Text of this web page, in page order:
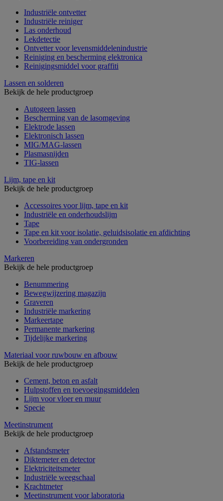
Industriële ontvetter
Industriële reiniger
Las onderhoud
Lekdetectie
Ontvetter voor levensmiddelenindustrie
Reiniging en bescherming elektronica
Reinigingsmiddel voor graffiti
Lassen en solderen
Bekijk de hele productgroep
Autogeen lassen
Bescherming van de lasomgeving
Elektrode lassen
Elektronisch lassen
MIG/MAG-lassen
Plasmasnijden
TIG-lassen
Lijm, tape en kit
Bekijk de hele productgroep
Accessoires voor lijm, tape en kit
Industriële en onderhoudslijm
Tape
Tape en kit voor isolatie, geluidsisolatie en afdichting
Voorbereiding van ondergronden
Markeren
Bekijk de hele productgroep
Benummering
Bewegwijzering magazijn
Graveren
Industriële markering
Markeertape
Permanente markering
Tijdelijke markering
Materiaal voor ruwbouw en afbouw
Bekijk de hele productgroep
Cement, beton en asfalt
Hulpstoffen en toevoegingsmiddelen
Lijm voor vloer en muur
Specie
Meetinstrument
Bekijk de hele productgroep
Afstandsmeter
Diktemeter en detector
Elektriciteitsmeter
Industriële weegschaal
Krachtmeter
Meetinstrument voor laboratoria